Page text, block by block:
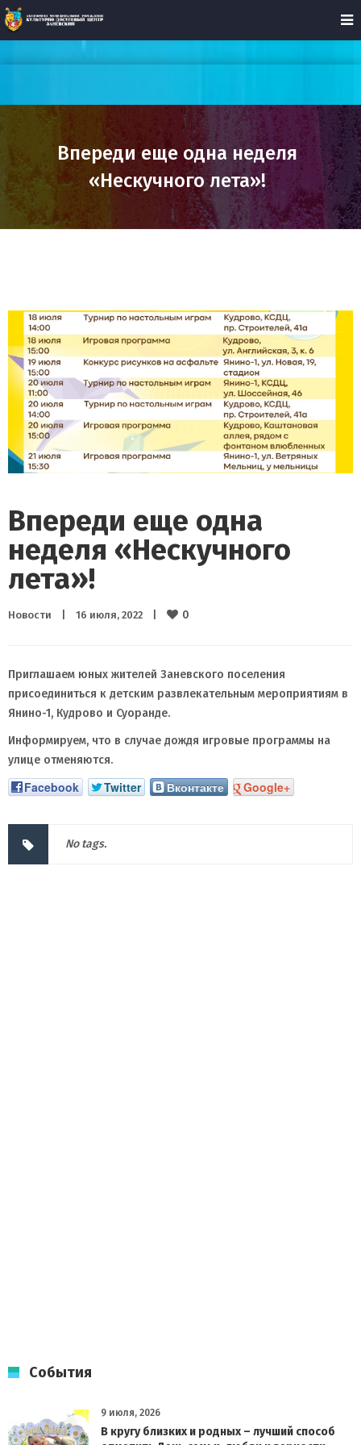
Впереди еще одна неделя
«Нескучного лета»!
Впереди еще одна
неделя «Нескучного
лета»!
Новости 16 июля, 2022 0
Приглашаем юных жителей Заневского поселения
присоединиться к детским развлекательным мероприятиям в
Янино-1, Кудрово и Суоранде.
Информируем, что в случае дождя игровые программы на
улице отменяются.
Facebook Twitter Вконтакте Google+
No tags.
События
9 июля, 2026
В кругу близких и родных – лучший способ